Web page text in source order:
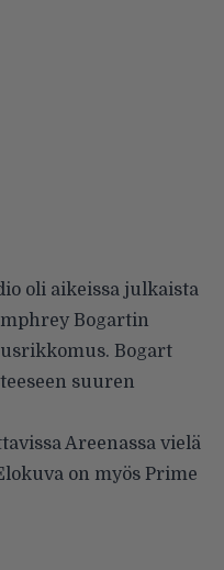
oli aikeissa julkaista
Bogartin
Bogart
suuren
Areenassa vielä
on myös Prime